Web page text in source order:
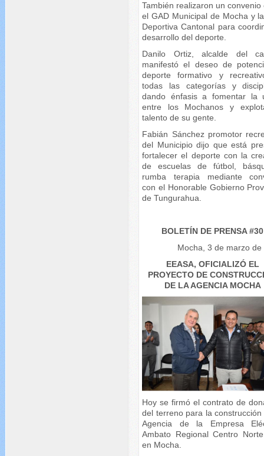
También realizaron un convenio
el GAD Municipal de Mocha y
Deportiva Cantonal para
desarrollo del deporte.
Danilo Ortiz, alcalde del
manifestó el deseo de
deporte formativo y
todas las categorías y
dando énfasis a fomentar la
entre los Mochanos y
talento de su gente.
Fabián Sánchez promotor
del Municipio dijo que está
fortalecer el deporte con la
de escuelas de fútbol,
rumba terapia mediante
con el Honorable Gobierno
de Tungurahua.
BOLETÍN DE PRENSA #30
Mocha, 3 de marzo de
EEASA, OFICIALIZÓ EL
PROYECTO DE
DE LA AGENCIA MOCHA
Hoy se firmó el contrato de
del terreno para la construcción
Agencia de la Empresa
Ambato Regional Centro
en Mocha.